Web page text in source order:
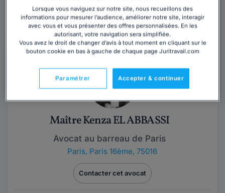
sous 48 heures.
Trouver un avocat
Maître Kenza EL ABBASSI
Avocat au barreau de Paris
Paris, Paris 16ème, 75016
Contacter cet avocat
Lorsque vous naviguez sur notre site, nous recueillons des
informations pour mesurer l’audience, améliorer notre site, interagir
avec vous et vous présenter des offres personnalisées. En les
autorisant, votre navigation sera simplifiée.
Vous avez le droit de changer d’avis à tout moment en cliquant sur le
bouton cookie en bas à gauche de chaque page Juritravail.com
Accepter & continuer
Paramétrer